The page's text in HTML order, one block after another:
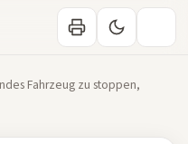
Fahrzeug zu stoppen,